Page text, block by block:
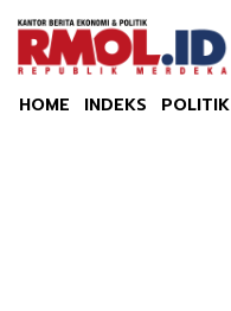
HOME INDEKS POLITIK